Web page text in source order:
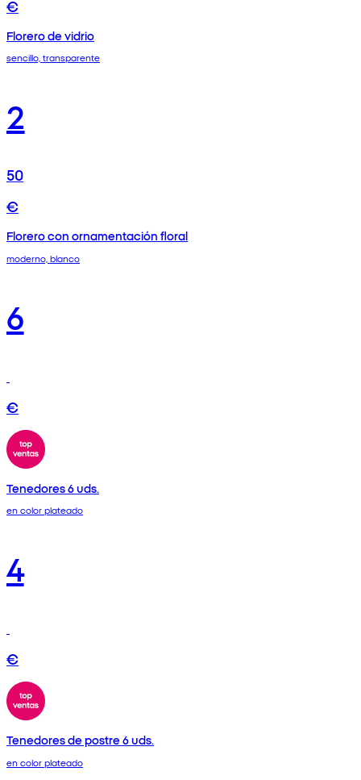
€
Florero de vidrio
sencillo, transparente
2
50
€
Florero con ornamentación floral
moderno, blanco
6
€
Tenedores 6 uds.
en color plateado
4
€
Tenedores de postre 6 uds.
en color plateado